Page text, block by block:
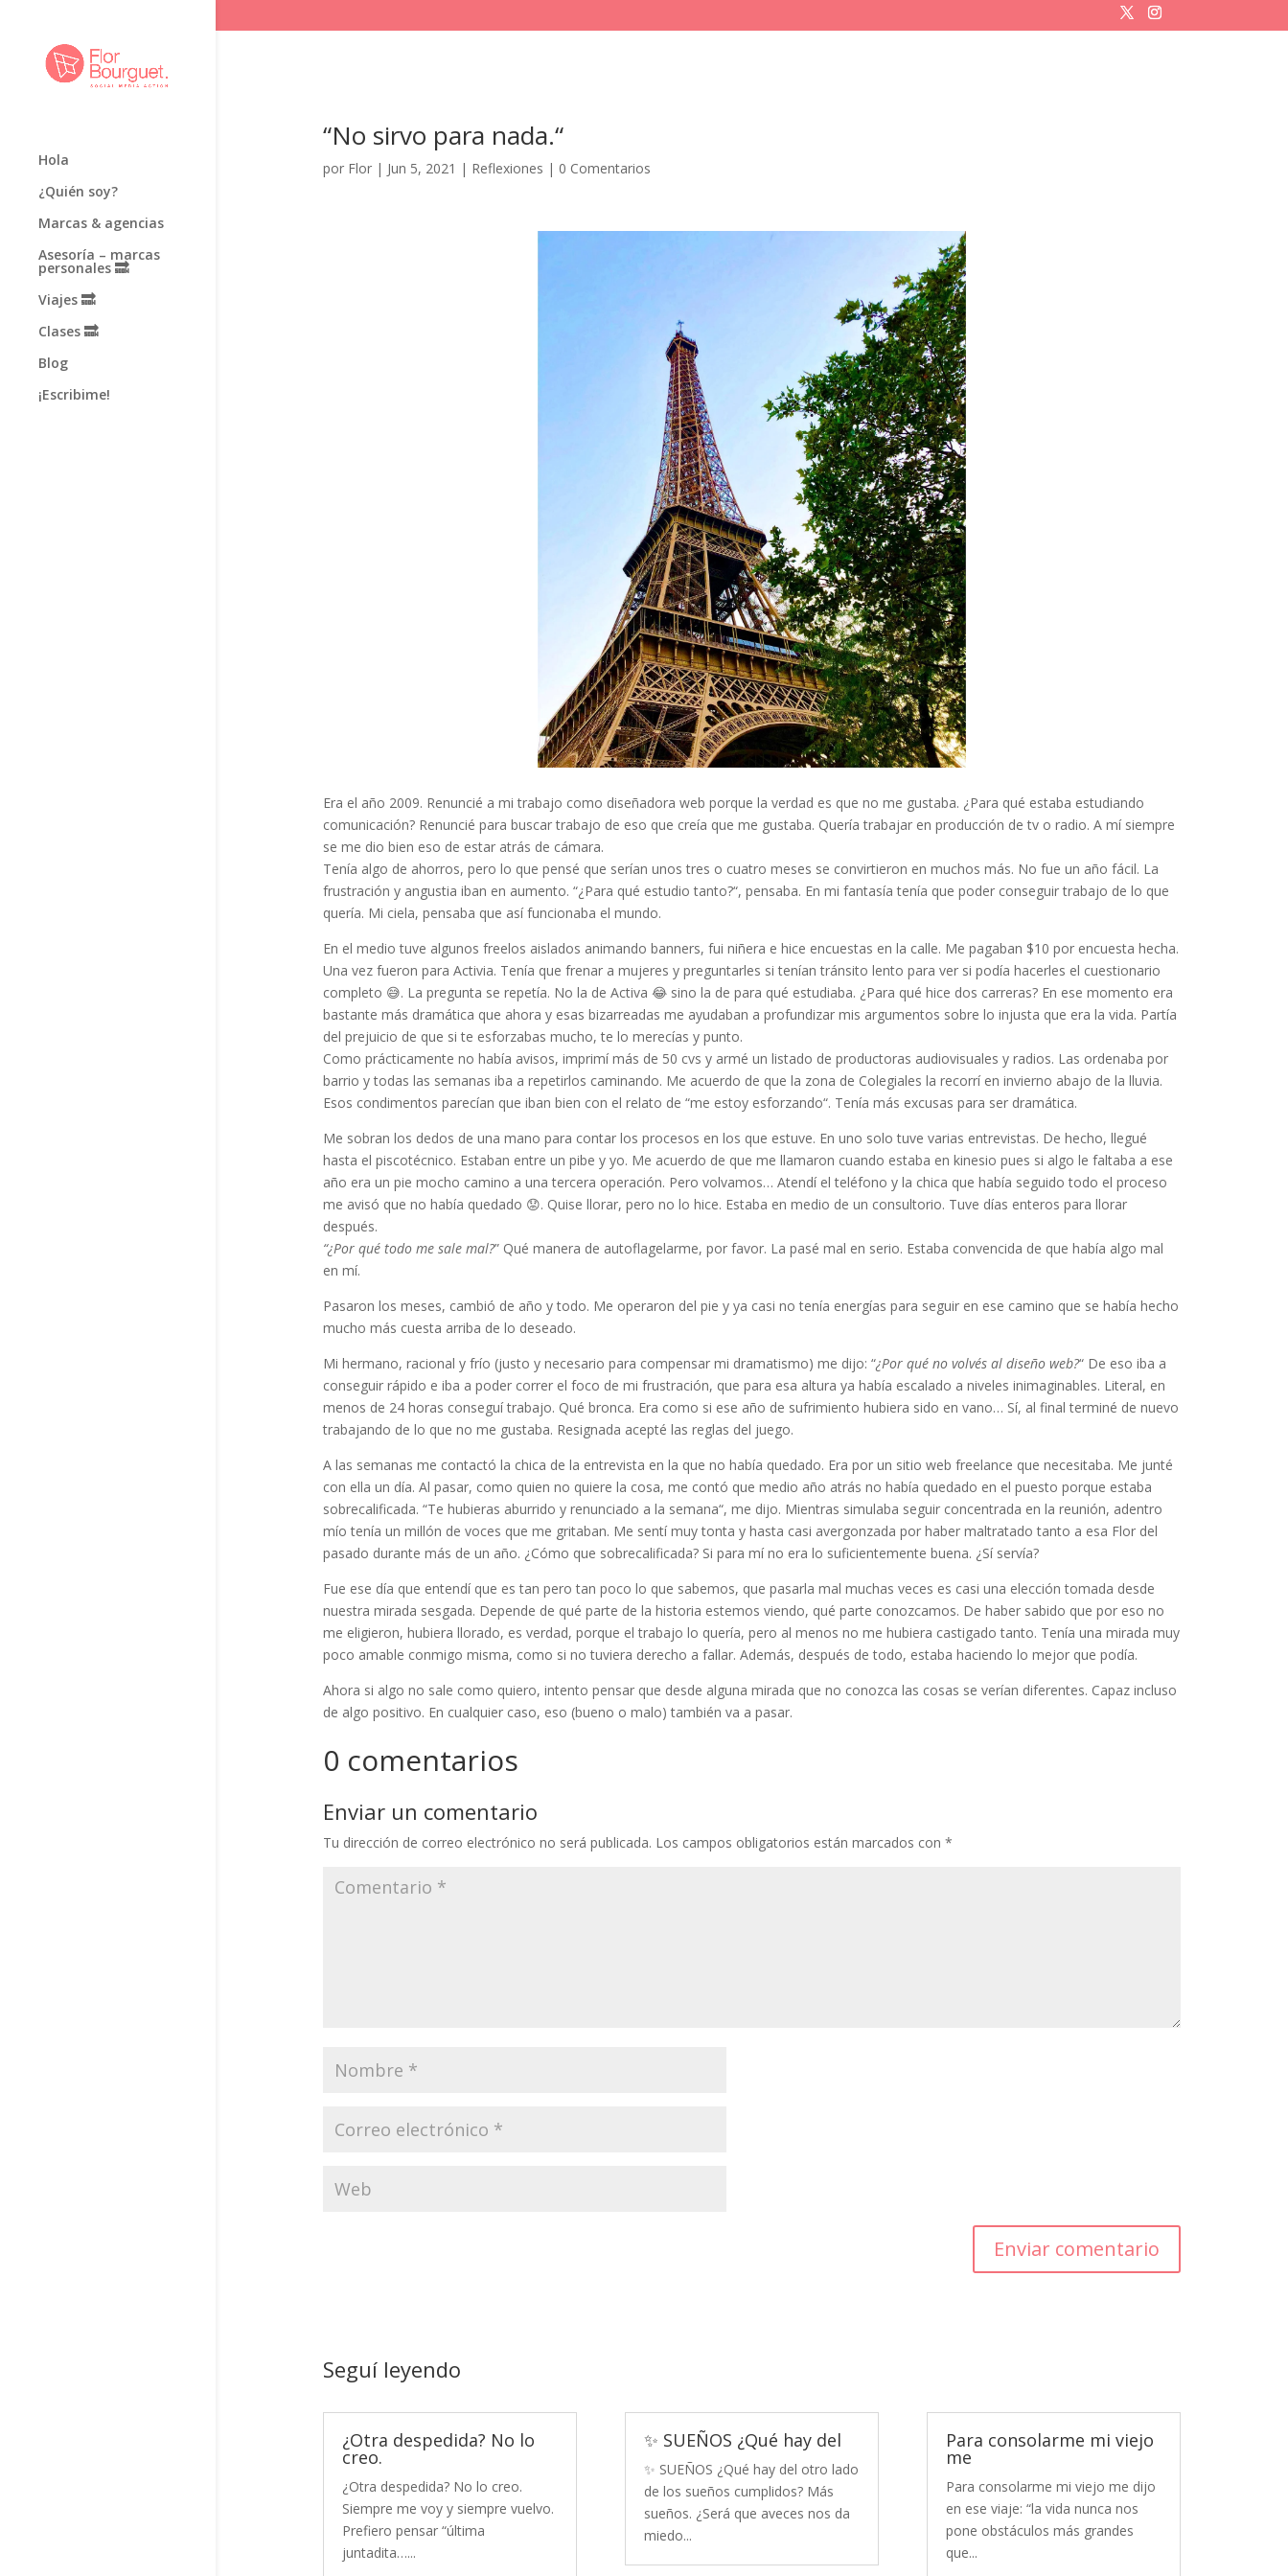
Hola
¿Quién soy?
Marcas & agencias
Asesoría – marcas
personales 🔜
Viajes 🔜
Clases 🔜
Blog
¡Escribime!
“No sirvo para nada.“
por Flor| Jun 5, 2021 | Reflexiones | 0 Comentarios
Era el año 2009. Renuncié a mi trabajo como diseñadora web porque la verdad es que no me gustaba. ¿Para qué estaba estudiando
comunicación? Renuncié para buscar trabajo de eso que creía que me gustaba. Quería trabajar en producción de tv o radio. A mí siempre
se me dio bien eso de estar atrás de cámara.
Tenía algo de ahorros, pero lo que pensé que serían unos tres o cuatro meses se convirtieron en muchos más. No fue un año fácil. La
frustración y angustia iban en aumento. “¿Para qué estudio tanto?“, pensaba. En mi fantasía tenía que poder conseguir trabajo de lo que
quería. Mi ciela, pensaba que así funcionaba el mundo.
En el medio tuve algunos freelos aislados animando banners, fui niñera e hice encuestas en la calle. Me pagaban $10 por encuesta hecha.
Una vez fueron para Activia. Tenía que frenar a mujeres y preguntarles si tenían tránsito lento para ver si podía hacerles el cuestionario
completo 😅. La pregunta se repetía. No la de Activa 😂 sino la de para qué estudiaba. ¿Para qué hice dos carreras? En ese momento era
bastante más dramática que ahora y esas bizarreadas me ayudaban a profundizar mis argumentos sobre lo injusta que era la vida. Partía
del prejuicio de que si te esforzabas mucho, te lo merecías y punto.
Como prácticamente no había avisos, imprimí más de 50 cvs y armé un listado de productoras audiovisuales y radios. Las ordenaba por
barrio y todas las semanas iba a repetirlos caminando. Me acuerdo de que la zona de Colegiales la recorrí en invierno abajo de la lluvia.
Esos condimentos parecían que iban bien con el relato de “me estoy esforzando“. Tenía más excusas para ser dramática.
Me sobran los dedos de una mano para contar los procesos en los que estuve. En uno solo tuve varias entrevistas. De hecho, llegué
hasta el piscotécnico. Estaban entre un pibe y yo. Me acuerdo de que me llamaron cuando estaba en kinesio pues si algo le faltaba a ese
año era un pie mocho camino a una tercera operación. Pero volvamos… Atendí el teléfono y la chica que había seguido todo el proceso
me avisó que no había quedado 😟. Quise llorar, pero no lo hice. Estaba en medio de un consultorio. Tuve días enteros para llorar
después.
“¿Por qué todo me sale mal?” Qué manera de autoflagelarme, por favor. La pasé mal en serio. Estaba convencida de que había algo mal
en mí.
Pasaron los meses, cambió de año y todo. Me operaron del pie y ya casi no tenía energías para seguir en ese camino que se había hecho
mucho más cuesta arriba de lo deseado.
Mi hermano, racional y frío (justo y necesario para compensar mi dramatismo) me dijo: “¿Por qué no volvés al diseño web?“ De eso iba a
conseguir rápido e iba a poder correr el foco de mi frustración, que para esa altura ya había escalado a niveles inimaginables. Literal, en
menos de 24 horas conseguí trabajo. Qué bronca. Era como si ese año de sufrimiento hubiera sido en vano… Sí, al final terminé de nuevo
trabajando de lo que no me gustaba. Resignada acepté las reglas del juego.
A las semanas me contactó la chica de la entrevista en la que no había quedado. Era por un sitio web freelance que necesitaba. Me junté
con ella un día. Al pasar, como quien no quiere la cosa, me contó que medio año atrás no había quedado en el puesto porque estaba
sobrecalificada. “Te hubieras aburrido y renunciado a la semana“, me dijo. Mientras simulaba seguir concentrada en la reunión, adentro
mío tenía un millón de voces que me gritaban. Me sentí muy tonta y hasta casi avergonzada por haber maltratado tanto a esa Flor del
pasado durante más de un año. ¿Cómo que sobrecalificada? Si para mí no era lo suficientemente buena. ¿Sí servía?
Fue ese día que entendí que es tan pero tan poco lo que sabemos, que pasarla mal muchas veces es casi una elección tomada desde
nuestra mirada sesgada. Depende de qué parte de la historia estemos viendo, qué parte conozcamos. De haber sabido que por eso no
me eligieron, hubiera llorado, es verdad, porque el trabajo lo quería, pero al menos no me hubiera castigado tanto. Tenía una mirada muy
poco amable conmigo misma, como si no tuviera derecho a fallar. Además, después de todo, estaba haciendo lo mejor que podía.
Ahora si algo no sale como quiero, intento pensar que desde alguna mirada que no conozca las cosas se verían diferentes. Capaz incluso
de algo positivo. En cualquier caso, eso (bueno o malo) también va a pasar.
0 comentarios
Enviar un comentario
Tu dirección de correo electrónico no será publicada. Los campos obligatorios están marcados con *
Enviar comentario
Seguí leyendo
¿Otra despedida? No lo
creo.
¿Otra despedida? No lo creo.
Siempre me voy y siempre vuelvo.
Prefiero pensar “última
juntadita…...
✨ SUEÑOS ¿Qué hay del
✨ SUEÑOS ¿Qué hay del otro lado
de los sueños cumplidos? Más
sueños. ¿Será que aveces nos da
miedo...
Para consolarme mi viejo
me
Para consolarme mi viejo me dijo
en ese viaje: “la vida nunca nos
pone obstáculos más grandes
que...